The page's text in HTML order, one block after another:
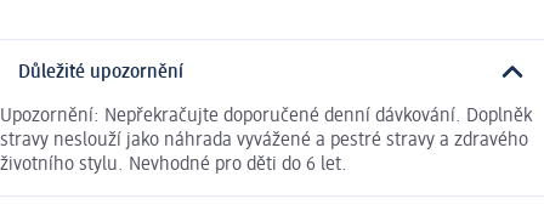
Důležité upozornění
Upozornění: Nepřekračujte doporučené denní dávkování. Doplněk
stravy neslouží jako náhrada vyvážené a pestré stravy a zdravého
životního stylu. Nevhodné pro děti do 6 let.